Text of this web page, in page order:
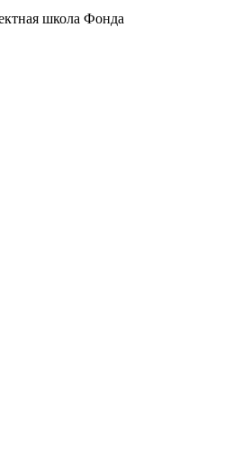
школа Фонда